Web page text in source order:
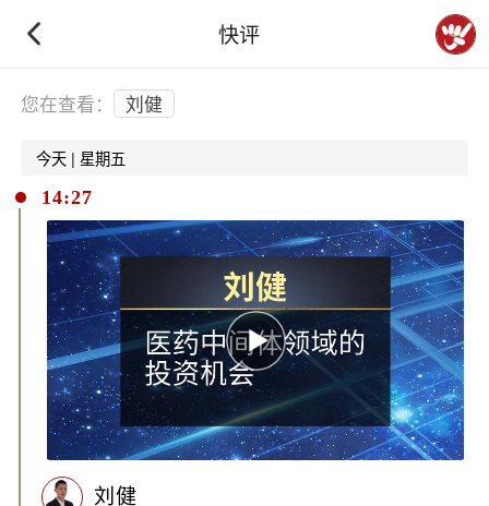
快评
下拉刷新
您在查看： 刘健
今天 | 星期五
14:27
刘健